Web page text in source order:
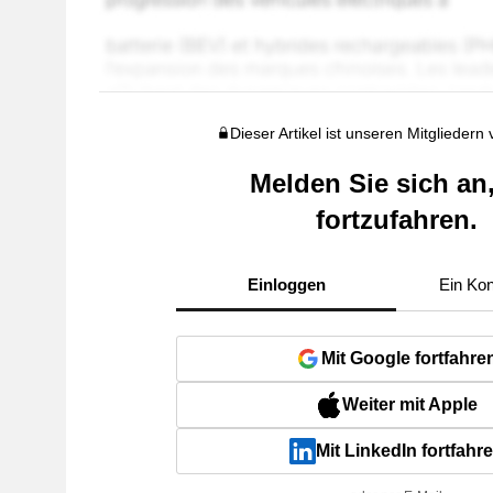
Dieser Artikel ist unseren Mitgliedern
Melden Sie sich
fortzufahren.
Einloggen Ein
Mit Google
Weiter mit Apple
Mit LinkedIn